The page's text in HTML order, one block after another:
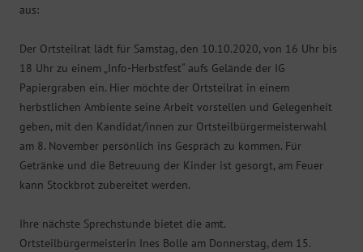
aus:
Der Ortsteilrat lädt für Samstag, den 10.10.2020, von 16 Uhr bis
18 Uhr zu einem „Info-Herbstfest“ aufs Gelände der IG
Papiergraben ein. Hier möchte der Ortsteilrat in einem
herbstlichen Ambiente seine Arbeit vorstellen und Gelegenheit
geben, mit den Kandidat/innen zur Ortsteilbürgermeisterwahl
am 8. November persönlich ins Gespräch zu kommen. Für
Getränke und die Betreuung der Kinder ist gesorgt, am Feuer
kann Stockbrot zubereitet werden.
Ihre nächste Sprechstunde bietet die amt.
Ortsteilbürgermeisterin Ines Bolle am Donnerstag, dem 15.